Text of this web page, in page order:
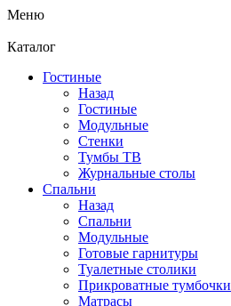
Меню
Каталог
Гостиные
Назад
Гостиные
Модульные
Стенки
Тумбы ТВ
Журнальные столы
Спальни
Назад
Спальни
Модульные
Готовые гарнитуры
Туалетные столики
Прикроватные тумбочки
Матрасы